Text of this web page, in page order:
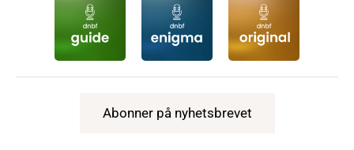
Abonner på nyhetsbrevet